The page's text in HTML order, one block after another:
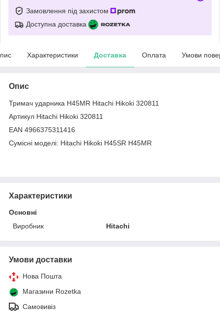
Замовлення під захистом
Доступна доставка
Характеристики Доставка Оплата Умови
Опис
Тримач ударника H45MR Hitachi Hikoki 320811
Артикул Hitachi Hikoki 320811
EAN 4966375311416
Сумісні моделі: Hitachi Hikoki H45SR H45MR
Характеристики
Основні
Виробник
Hitachi
Умови доставки
Нова Пошта
Магазини Rozetka
Самовивіз